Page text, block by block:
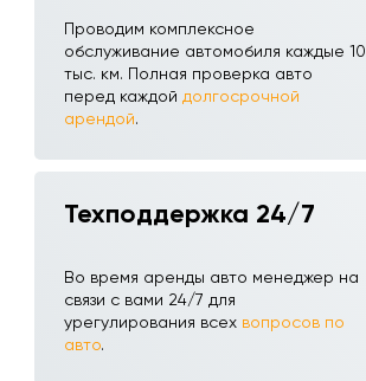
Проводим комплексное
обслуживание автомобиля каждые 10
тыс. км. Полная проверка авто
перед каждой долгосрочной
арендой.
Техподдержка 24/7
Во время аренды авто менеджер на
связи с вами 24/7 для
урегулирования всех вопросов по
авто.